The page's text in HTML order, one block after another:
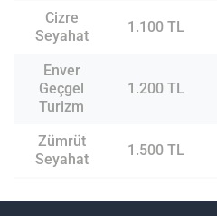
Cizre
Seyahat
1.100 TL
Enver
Geçgel
Turizm
1.200 TL
Zümrüt
Seyahat
1.500 TL